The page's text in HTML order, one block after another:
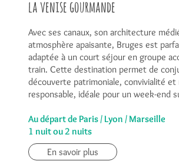
la venise gourmande
Avec ses canaux, son architecture
atmosphère apaisante, Bruges est
adaptée à un court séjour en groupe
train. Cette destination permet de
découverte patrimoniale, convivialité et
responsable, idéale pour un week-end
Au départ de Paris / Lyon / Marseille
1 nuit ou 2 nuits
En savoir plus